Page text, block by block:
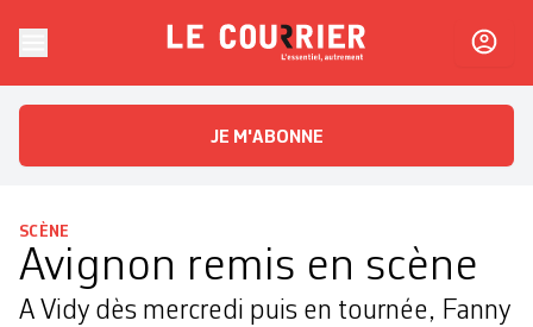
Le CourrierL'essentiel, autrement
JE M'ABONNE
SCÈNE
Avignon remis en scène
A Vidy dès mercredi puis en tournée, Fanny